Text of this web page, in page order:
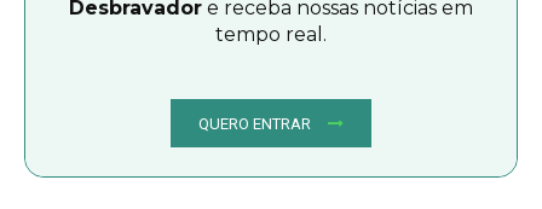
Desbravador e receba nossas notícias em
tempo real.
QUERO ENTRAR